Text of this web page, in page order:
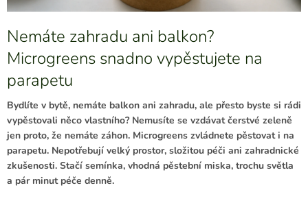
Nemáte zahradu ani balkon?
Microgreens snadno vypěstujete na
parapetu
Bydlíte v bytě, nemáte balkon ani zahradu, ale přesto byste si rádi
vypěstovali něco vlastního? Nemusíte se vzdávat čerstvé zeleně
jen proto, že nemáte záhon. Microgreens zvládnete pěstovat i na
parapetu. Nepotřebují velký prostor, složitou péči ani zahradnické
zkušenosti. Stačí semínka, vhodná pěstební miska, trochu světla
a pár minut péče denně.